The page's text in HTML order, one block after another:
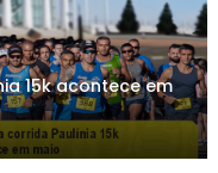
15k acontece em